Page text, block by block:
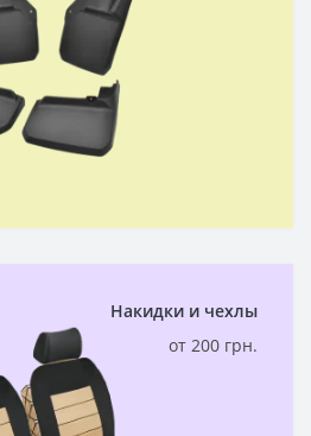
Накидки и чехлы
от 200 грн.